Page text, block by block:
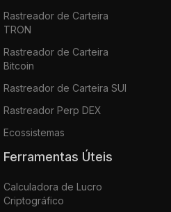
Rastreador de Carteira
TRON
Rastreador de Carteira
Bitcoin
Rastreador de Carteira SUI
Rastreador Perp DEX
Ecossistemas
Ferramentas Úteis
Calculadora de Lucro
Criptográfico